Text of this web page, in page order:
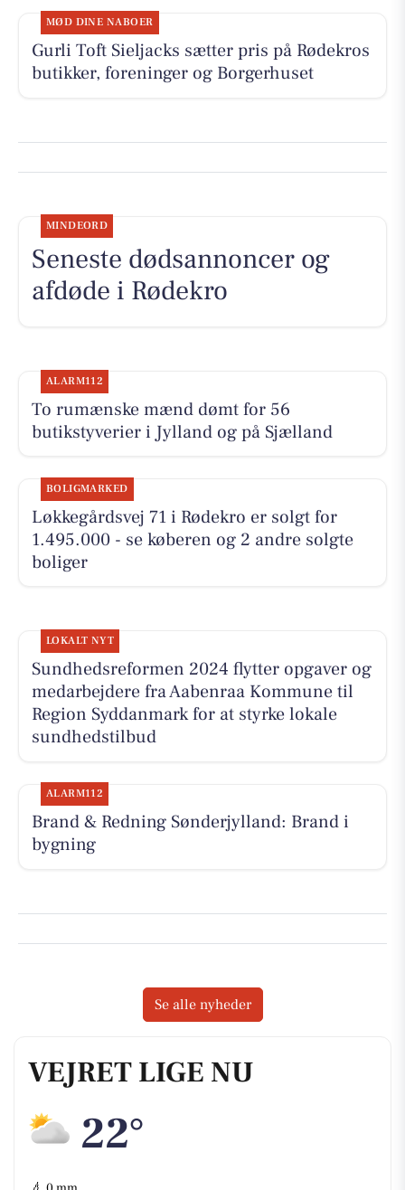
VEJRET LIGE NU
22°
MØD DINE NABOER
Gurli Toft Sieljacks sætter pris på Rødekros
butikker, foreninger og Borgerhuset
MINDEORD
Seneste dødsannoncer og
afdøde i Rødekro
ALARM112
To rumænske mænd dømt for 56
butikstyverier i Jylland og på Sjælland
BOLIGMARKED
Løkkegårdsvej 71 i Rødekro er solgt for
1.495.000 - se køberen og 2 andre solgte
boliger
LOKALT NYT
Sundhedsreformen 2024 flytter opgaver og
medarbejdere fra Aabenraa Kommune til
Region Syddanmark for at styrke lokale
sundhedstilbud
ALARM112
Brand & Redning Sønderjylland: Brand i
bygning
Se alle nyheder